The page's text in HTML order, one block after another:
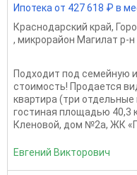
Ипотека от 427 618 ₽ в
Краснодарский край,
, микрорайон Магилат р-н
Подходит под семейную
стоимость! Продается
квартира (три
гостиная площадью 40,3
Кленовой, дом №2а, ЖК
Евгений Викторович